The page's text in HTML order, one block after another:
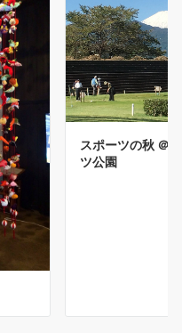
スポーツの秋 ＠
ツ公園